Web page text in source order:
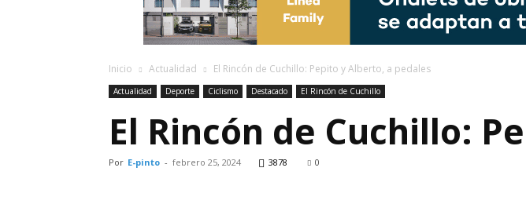
Inicio Actualidad El Rincón de Cuchillo: Pepito y Alberto, a pedales
Actualidad Deporte Ciclismo Destacado El Rincón de Cuchillo
El Rincón de Cuchillo:
Por E-pinto - febrero 25, 2024 3878 0